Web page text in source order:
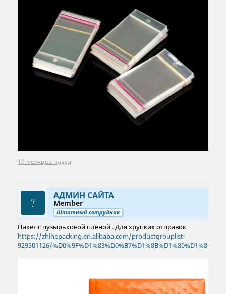
10 месяцев назад
АДМИН САЙТА
Member
Штатный сотрудник
Пакет с пузырьковой пленой . Для хрупких отправок
https://zhihepacking.en.alibaba.com/productgrouplist-
929501126/